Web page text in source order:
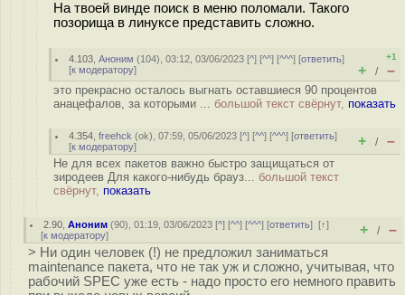
На твоей винде поиск в меню поломали. Такого
позорища в линуксе представить сложно.
4.103 ,Аноним (104), 03:12, 03/06/2023 [^] [^^] [^^^] [ответить]
[к модератору]
+1
+ / –
это прекрасно осталось выгнать оставшиеся 90 процентов
анацефалов, за которыми ... большой текст свёрнут, показать
4.354 ,freehck (ok), 07:59, 05/06/2023 [^] [^^] [^^^] [ответить]
[к модератору] + / –
Не для всех пакетов важно быстро защищаться от
зиродеев Для какого-нибудь брауз... большой текст
свёрнут, показать
2.90 ,Аноним (90), 01:19, 03/06/2023 [^] [^^] [^^^] [ответить][↑]
[к модератору] + / –
> Ни один человек (!) не предложил заниматься
maintenance пакета, что не так уж и сложно, учитывая, что
рабочий SPEC уже есть - надо просто его немного править